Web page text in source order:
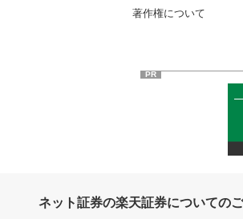
著作権について
PR
ネット証券の楽天証券についての